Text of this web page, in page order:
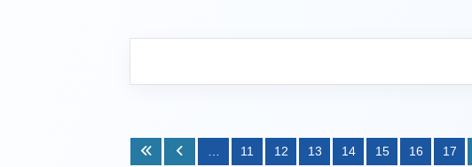
11 12 13 14 15 16 17